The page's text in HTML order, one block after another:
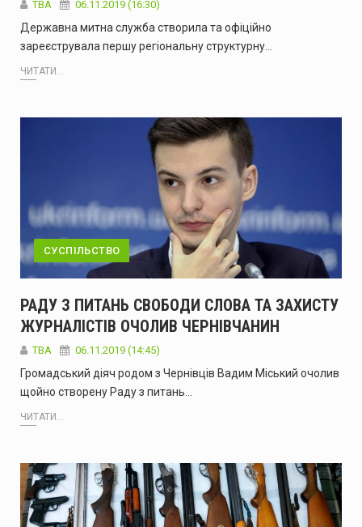
ТВА 06.11.2019 (16:30)
Державна митна служба cтворила та офіційно
зареєструвала першу регіональну структурну…
ЧИТАТИ...
СУСПІЛЬСТВО
РАДУ З ПИТАНЬ СВОБОДИ СЛОВА ТА ЗАХИСТУ
ЖУРНАЛІСТІВ ОЧОЛИВ ЧЕРНІВЧАНИН
TBA 06.11.2019 (14:45)
Громадський діяч родом з Чернівців Вадим Міський очолив
щойно створену Раду з питань…
ЧИТАТИ...